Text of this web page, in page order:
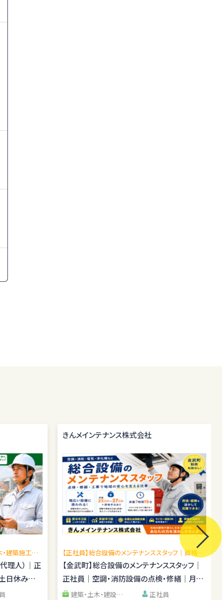
建築施工管
あり／施工
理人）｜正
日休み｜
きんメインテナンス株式会社
【正社員】総合設備のメンテナンススタッフ｜資格手
当あり｜転勤なし
【金武町】総合設備のメンテナンススタッフ｜
正社員｜空調・消防設備の点検・修繕｜月給
23万円～37万円
建築・土木・建設系
正社員